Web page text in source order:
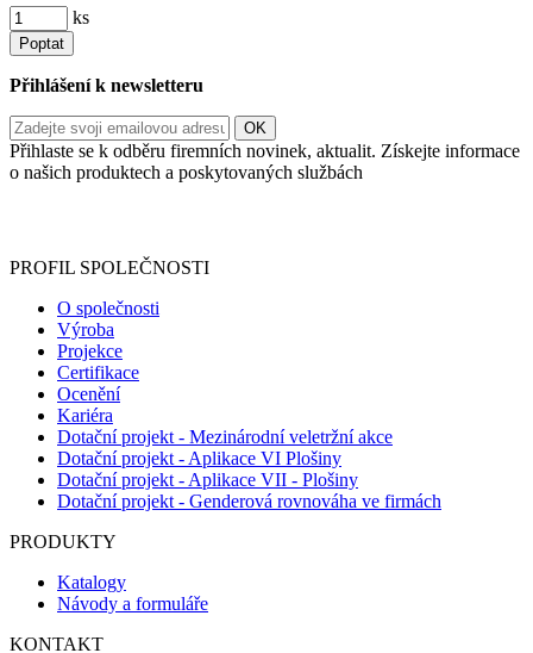
ks
Poptat
Přihlášení k newsletteru
Přihlaste se k odběru firemních novinek, aktualit. Získejte informace
o našich produktech a poskytovaných službách
PROFIL SPOLEČNOSTI
O společnosti
Výroba
Projekce
Certifikace
Ocenění
Kariéra
Dotační projekt - Mezinárodní veletržní akce
Dotační projekt - Aplikace VI Plošiny
Dotační projekt - Aplikace VII - Plošiny
Dotační projekt - Genderová rovnováha ve firmách
PRODUKTY
Katalogy
Návody a formuláře
KONTAKT